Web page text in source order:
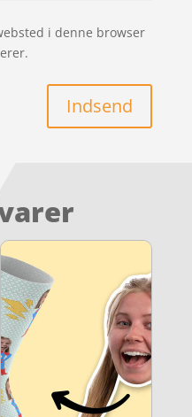
i denne browser
Indsend